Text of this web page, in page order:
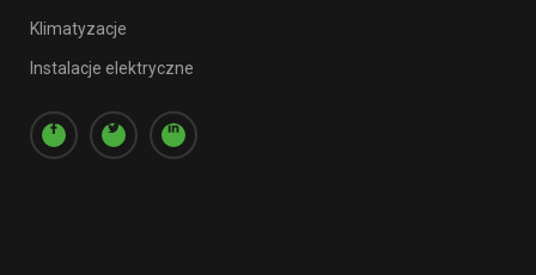
Klimatyzacje
Instalacje elektryczne